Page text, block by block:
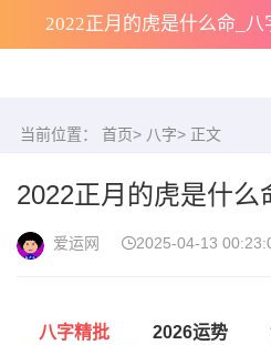
2022正月的虎是什么命_
当前位置： 首页> 八字> 正文
2022正月的虎是什么
爱运网 2025-04-13
八字精批 2026运势